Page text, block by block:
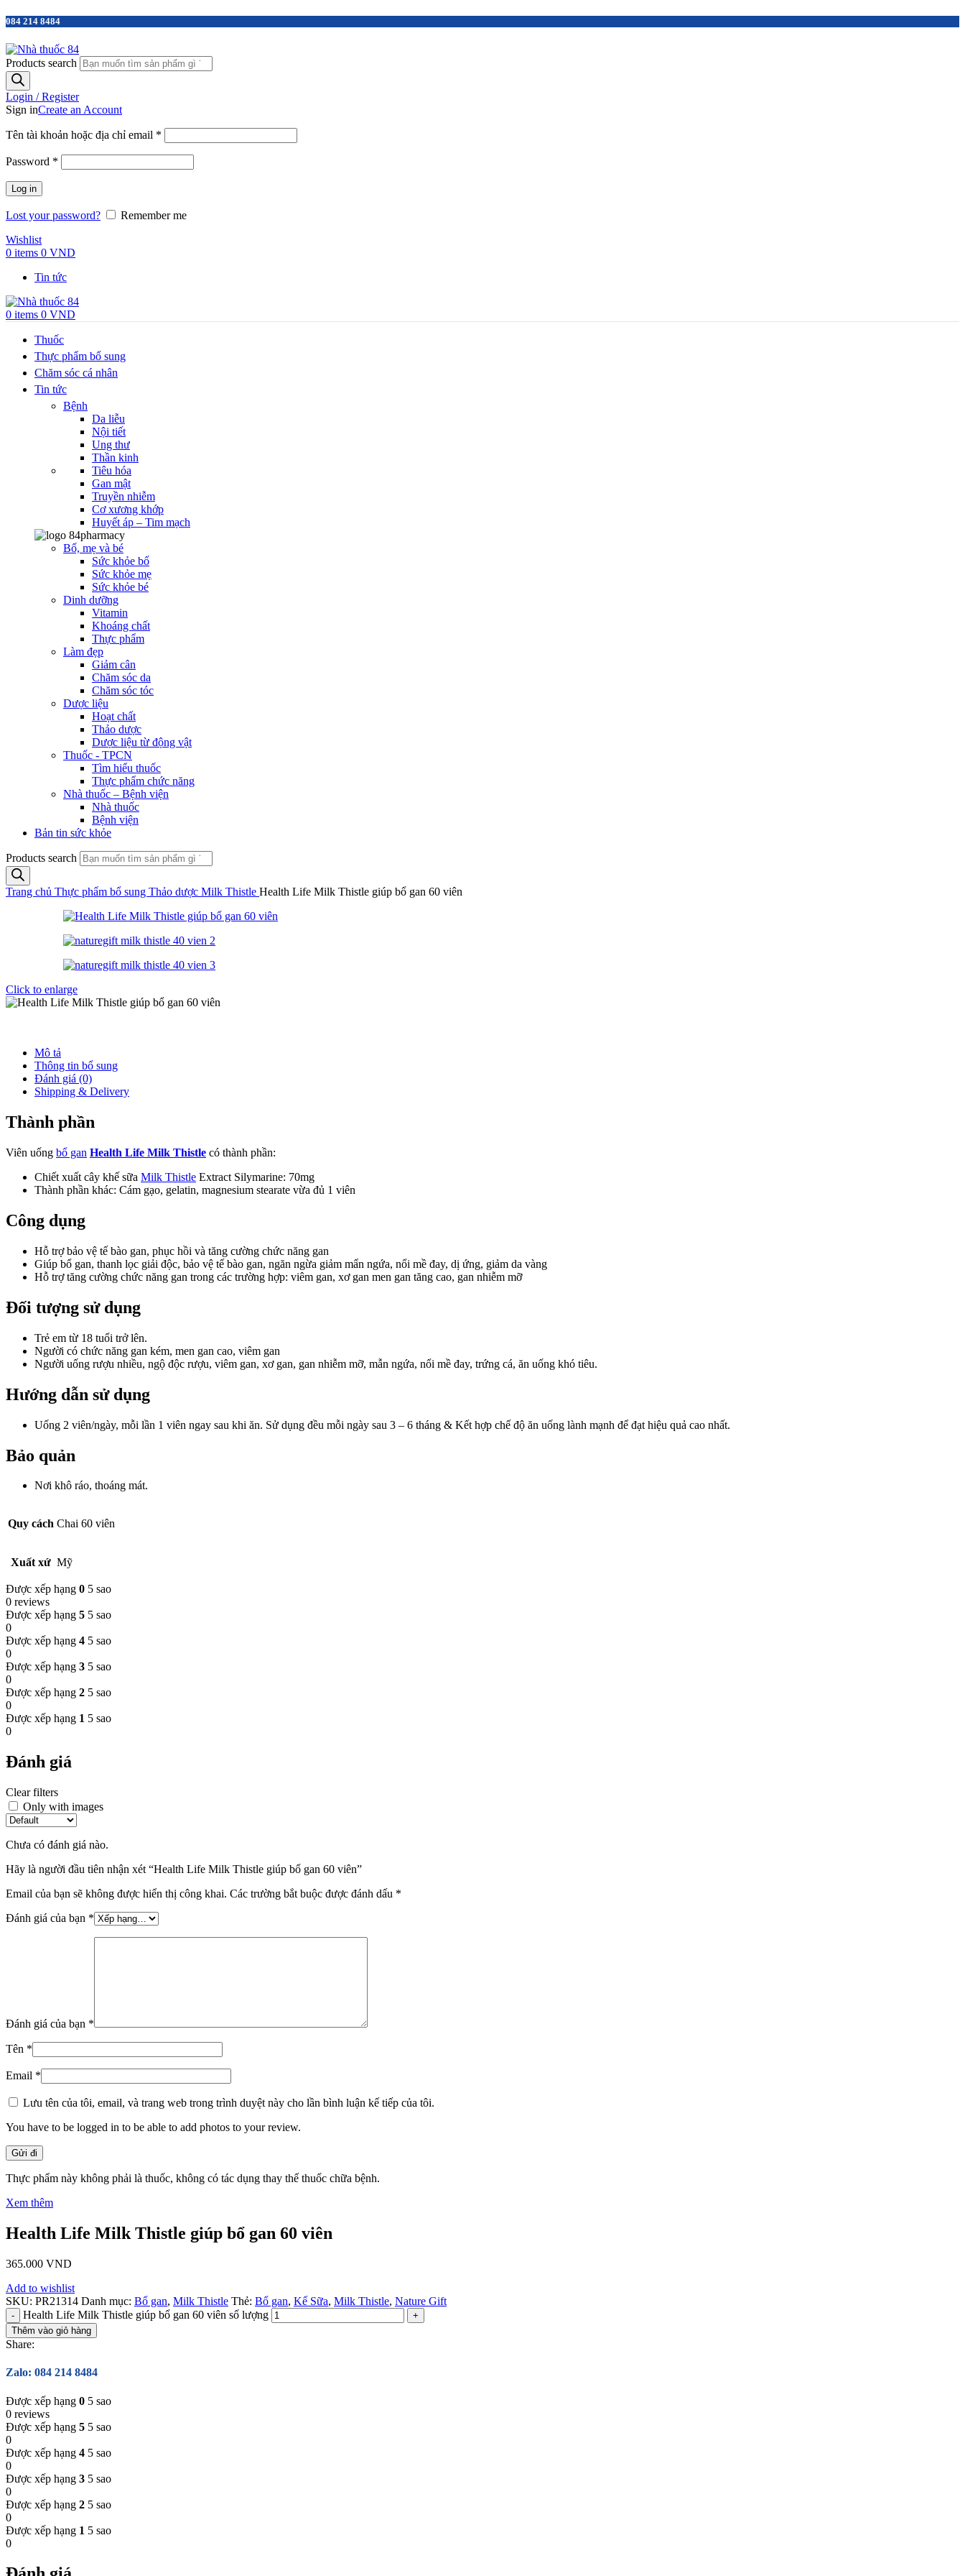
084 214 8484
Products search
Login / Register
Sign inCreate an Account
Tên tài khoản hoặc địa chỉ email *
Password *
Log in
Lost your password?
Remember me
Wishlist
0 items 0 VND
Tin tức
0 items 0 VND
Thuốc
Thực phẩm bổ sung
Chăm sóc cá nhân
Tin tức
Bệnh
Da liễu
Nội tiết
Ung thư
Thần kinh
Tiêu hóa
Gan mật
Truyền nhiễm
Cơ xương khớp
Huyết áp – Tim mạch
Bố, mẹ và bé
Sức khỏe bố
Sức khỏe mẹ
Sức khỏe bé
Dinh dưỡng
Vitamin
Khoáng chất
Thực phẩm
Làm đẹp
Giảm cân
Chăm sóc da
Chăm sóc tóc
Dược liệu
Hoạt chất
Thảo dược
Dược liệu từ động vật
Thuốc - TPCN
Tìm hiểu thuốc
Thực phẩm chức năng
Nhà thuốc – Bệnh viện
Nhà thuốc
Bệnh viện
Bản tin sức khỏe
Products search
Trang chủ Thực phẩm bổ sung Thảo dược Milk Thistle Health Life Milk Thistle giúp bổ gan 60 viên
Click to enlarge
Mô tả
Thông tin bổ sung
Đánh giá (0)
Shipping & Delivery
Thành phần
Viên uống bổ gan Health Life Milk Thistle có thành phần:
Chiết xuất cây khế sữa Milk Thistle Extract Silymarine: 70mg
Thành phần khác: Cám gạo, gelatin, magnesium stearate vừa đủ 1 viên
Công dụng
Hỗ trợ bảo vệ tế bào gan, phục hồi và tăng cường chức năng gan
Giúp bổ gan, thanh lọc giải độc, bảo vệ tế bào gan, ngăn ngừa giảm mẩn ngứa, nổi mề đay, dị ứng, giảm da vàng
Hỗ trợ tăng cường chức năng gan trong các trường hợp: viêm gan, xơ gan men gan tăng cao, gan nhiễm mỡ
Đối tượng sử dụng
Trẻ em từ 18 tuổi trở lên.
Người có chức năng gan kém, men gan cao, viêm gan
Người uống rượu nhiều, ngộ độc rượu, viêm gan, xơ gan, gan nhiễm mỡ, mẫn ngứa, nổi mề đay, trứng cá, ăn uống khó tiêu.
Hướng dẫn sử dụng
Uống 2 viên/ngày, mỗi lần 1 viên ngay sau khi ăn. Sử dụng đều mỗi ngày sau 3 – 6 tháng & Kết hợp chế độ ăn uống lành mạnh để đạt hiệu quả cao nhất.
Bảo quản
Nơi khô ráo, thoáng mát.
Quy cách Chai 60 viên
Xuất xứ Mỹ
Được xếp hạng 0 5 sao
0 reviews
Được xếp hạng 5 5 sao
0
Được xếp hạng 4 5 sao
0
Được xếp hạng 3 5 sao
0
Được xếp hạng 2 5 sao
0
Được xếp hạng 1 5 sao
0
Đánh giá
Clear filters
Only with images
Chưa có đánh giá nào.
Hãy là người đầu tiên nhận xét “Health Life Milk Thistle giúp bổ gan 60 viên”
Email của bạn sẽ không được hiển thị công khai. Các trường bắt buộc được đánh dấu *
Đánh giá của bạn *
Đánh giá của bạn *
Tên *
Email *
Lưu tên của tôi, email, và trang web trong trình duyệt này cho lần bình luận kế tiếp của tôi.
You have to be logged in to be able to add photos to your review.
Thực phẩm này không phải là thuốc, không có tác dụng thay thế thuốc chữa bệnh.
Xem thêm
Health Life Milk Thistle giúp bổ gan 60 viên
365.000 VND
Add to wishlist
SKU: PR21314 Danh mục: Bổ gan, Milk Thistle Thẻ: Bổ gan, Kế Sữa, Milk Thistle, Nature Gift
Health Life Milk Thistle giúp bổ gan 60 viên số lượng
Thêm vào giỏ hàng
Share:
Zalo: 084 214 8484
Được xếp hạng 0 5 sao
0 reviews
Được xếp hạng 5 5 sao
0
Được xếp hạng 4 5 sao
0
Được xếp hạng 3 5 sao
0
Được xếp hạng 2 5 sao
0
Được xếp hạng 1 5 sao
0